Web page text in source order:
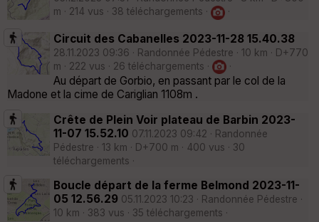
m · 214 vus · 38 téléchargements ·
·
Circuit des Cabanelles 2023-11-28 15.40.38
28.11.2023 09:36 · Randonnée Pédestre · 10 km · D+770
m · 222 vus · 26 téléchargements ·
·
Au départ de Gorbio, en passant par le col de la
Madone et la cime de Cariglian 1108m .
Crête de Plein Voir plateau de Barbin 2023-
11-07 15.52.10 07.11.2023 09:42 · Randonnée
Pédestre · 13 km · D+700 m · 400 vus · 30
téléchargements ·
Boucle départ de la ferme Belmond 2023-11-
05 12.56.29 05.11.2023 10:23 · Randonnée Pédestre ·
10 km · 383 vus · 35 téléchargements ·